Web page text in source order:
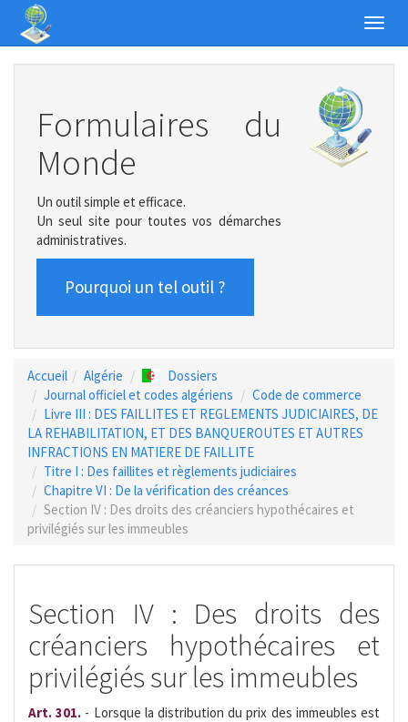
Formulaires du
Monde
Un outil simple et efficace.
Un seul site pour toutes vos démarches
administratives.
Pourquoi un tel outil ?
Accueil Algérie
Dossiers
Journal officiel et codes algériens
Code de commerce
Livre III : DES FAILLITES ET REGLEMENTS JUDICIAIRES, DE
LA REHABILITATION, ET DES BANQUEROUTES ET AUTRES
INFRACTIONS EN MATIERE DE FAILLITE
Titre I : Des faillites et règlements judiciaires
Chapitre VI : De la vérification des créances
Section IV : Des droits des créanciers hypothécaires et
privilégiés sur les immeubles
Section IV : Des droits des
créanciers hypothécaires et
privilégiés sur les immeubles
Art. 301. - Lorsque la distribution du prix des immeubles est